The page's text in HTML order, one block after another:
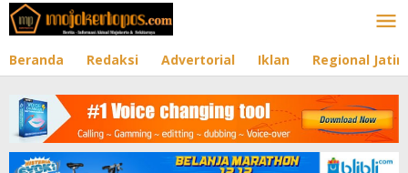
Lewati
ke
Beranda Redaksi Advertorial Iklan Regional Jatim